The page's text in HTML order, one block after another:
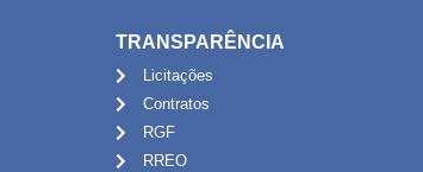
TRANSPARÊNCIA
Licitações
Contratos
RGF
RREO